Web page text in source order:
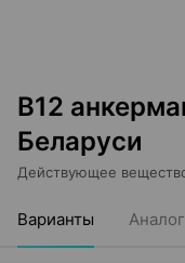
В12
Беларуси
Действующее
Варианты